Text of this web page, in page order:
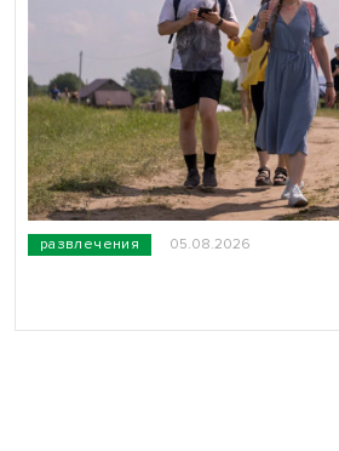
развлечения 05.08.2026